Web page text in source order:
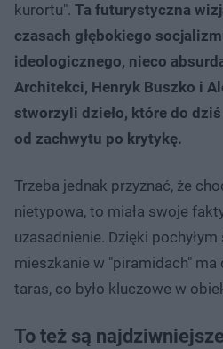
kurortu". Ta futurystyczna
czasach głębokiego
ideologicznego, nieco
Architekci, Henryk Buszko i
stworzyli dzieło, które do
od zachwytu po krytykę.
Trzeba jednak przyznać, że
nietypowa, to miała swoje
uzasadnienie. Dzięki
mieszkanie w "piramidach" ma
taras, co było kluczowe w
To też są